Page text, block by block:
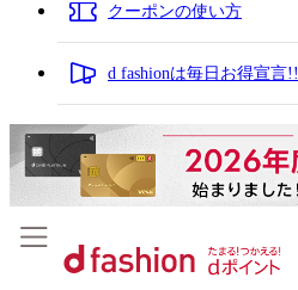
クーポンの使い方
d fashionは毎日お得宣言!!